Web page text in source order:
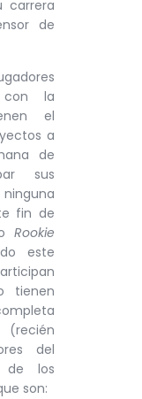
carrera
de
con la
el
a
de
sus
fin de
Rookie
este
tienen
del
de los
son: